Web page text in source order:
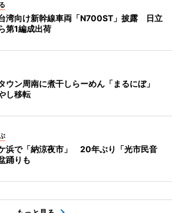
湾向け新幹線車両「N700ST」披露 日立
第1編成出荷
ウン周南に煮干しらーめん「まるにぼ」
し移転
浜で「納涼夜市」 20年ぶり「光市民音
踊りも